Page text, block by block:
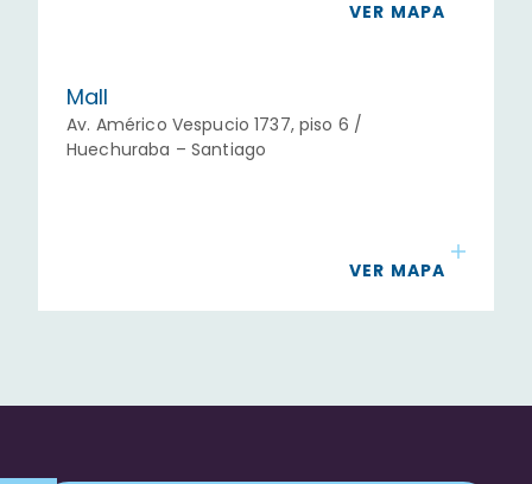
VER MAPA
Mall
Av. Américo Vespucio 1737, piso 6 /
Huechuraba – Santiago
VER MAPA